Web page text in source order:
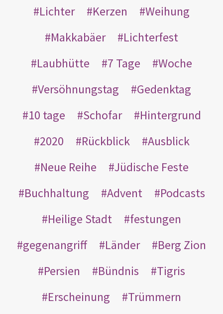
Lichter
Kerzen
Weihung
Makkabäer
Lichterfest
Laubhütte
7 Tage
Woche
Versöhnungstag
Gedenktag
10 tage
Schofar
Hintergrund
2020
Rückblick
Ausblick
Neue Reihe
Jüdische Feste
Buchhaltung
Advent
Podcasts
Heilige Stadt
festungen
gegenangriff
Länder
Berg Zion
Persien
Bündnis
Tigris
Erscheinung
Trümmern